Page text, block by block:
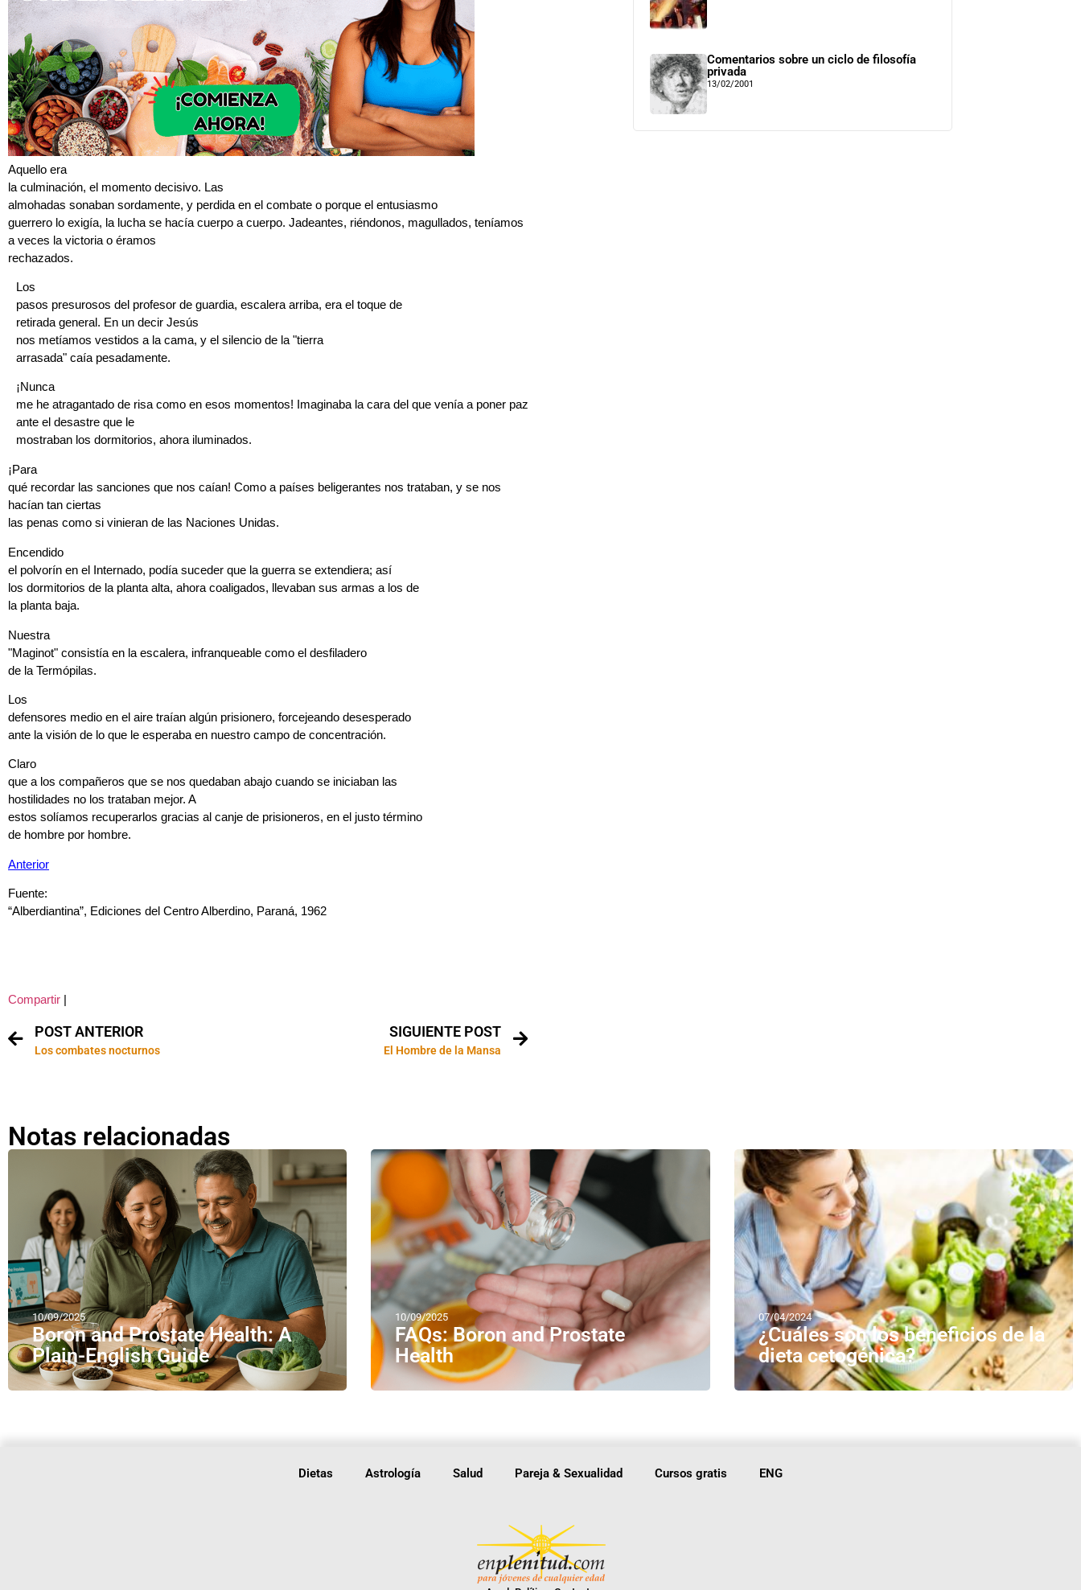
Aquello era
la culminación, el momento decisivo. Las
almohadas sonaban sordamente, y perdida en el combate o porque el entusiasmo
guerrero lo exigía, la lucha se hacía cuerpo a cuerpo. Jadeantes, riéndonos, magullados, teníamos
a veces la victoria o éramos
rechazados.
Los
pasos presurosos del profesor de guardia, escalera arriba, era el toque de
retirada general. En un decir Jesús
nos metíamos vestidos a la cama, y el silencio de la "tierra
arrasada" caía pesadamente.
¡Nunca
me he atragantado de risa como en esos momentos! Imaginaba la cara del que venía a poner paz
ante el desastre que le
mostraban los dormitorios, ahora iluminados.
¡Para
qué recordar las sanciones que nos caían! Como a países beligerantes nos trataban, y se nos
hacían tan ciertas
las penas como si vinieran de las Naciones Unidas.
Encendido
el polvorín en el Internado, podía suceder que la guerra se extendiera; así
los dormitorios de la planta alta, ahora coaligados, llevaban sus armas a los de
la planta baja.
Nuestra
"Maginot" consistía en la escalera, infranqueable como el desfiladero
de la Termópilas.
Los
defensores medio en el aire traían algún prisionero, forcejeando desesperado
ante la visión de lo que le esperaba en nuestro campo de concentración.
Claro
que a los compañeros que se nos quedaban abajo cuando se iniciaban las
hostilidades no los trataban mejor. A
estos solíamos recuperarlos gracias al canje de prisioneros, en el justo término
de hombre por hombre.
Anterior
Fuente:
“Alberdiantina”, Ediciones del Centro Alberdino, Paraná, 1962
Compartir
POST ANTERIOR
Los combates nocturnos
SIGUIENTE POST
El Hombre de la Mansa
Comentarios sobre un ciclo de filosofía
privada
13/02/2001
Notas relacionadas
10/09/2025
Boron and Prostate Health: A
Plain-English Guide
10/09/2025
FAQs: Boron and Prostate
Health
07/04/2024
¿Cuáles son los beneficios de la
dieta cetogénica?
Dietas Astrología Salud Pareja & Sexualidad Cursos gratis ENG